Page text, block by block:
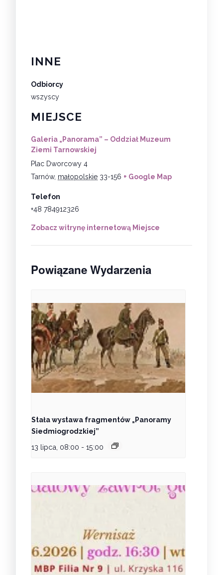
MIEJSCE
Galeria „Panorama” – Oddział Muzeum
Ziemi Tarnowskiej
Plac Dworcowy 4
Tarnów, małopolskie 33-156 + Google Map
Telefon
+48 784912326
Zobacz witrynę internetową Miejsce
INNE
Odbiorcy
wszyscy
Powiązane Wydarzenia
Stała wystawa fragmentów „Panoramy
Siedmiogrodzkiej”
13 lipca, 08:00 - 15:00